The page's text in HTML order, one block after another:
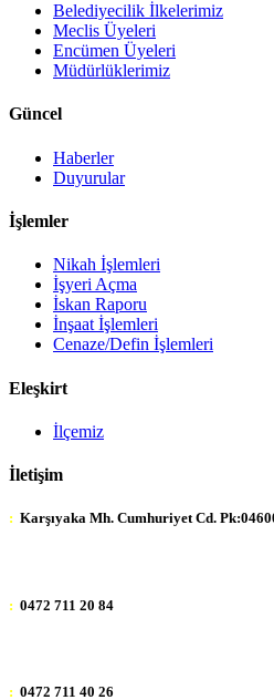
Belediyecilik İlkelerimiz
Meclis Üyeleri
Encümen Üyeleri
Müdürlüklerimiz
Güncel
Haberler
Duyurular
İşlemler
Nikah İşlemleri
İşyeri Açma
İskan Raporu
İnşaat İşlemleri
Cenaze/Defin İşlemleri
Eleşkirt
İlçemiz
İletişim
: Karşıyaka Mh. Cumhuriyet Cd.
: 0472 711 20 84
: 0472 711 40 26